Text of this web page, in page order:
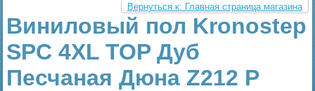
Вернуться к: Главная страница магазина
Виниловый пол Kronostep
SPC 4XL TOP Дуб
Песчаная Дюна Z212 P